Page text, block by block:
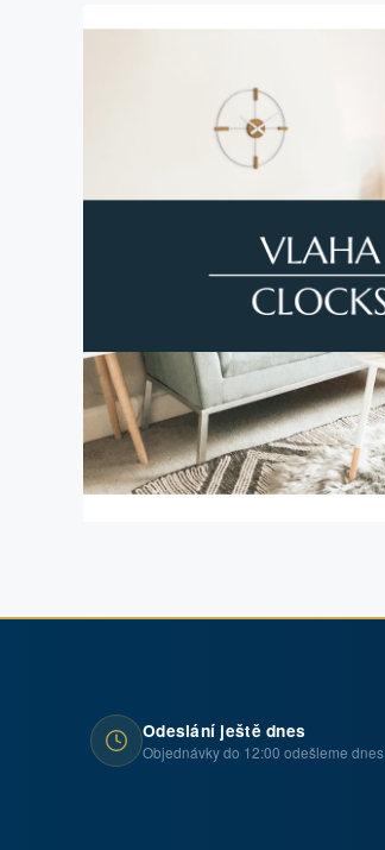
Odeslání ještě dnes
Objednávky do 12:00 odešleme dnes